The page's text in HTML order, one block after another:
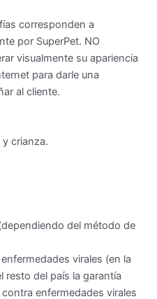
corresponden a
por SuperPet. NO
visualmente su apariencia
para darle una
al cliente.
crianza.
del método de
virales (en la
resto del país la garantía
enfermedades virales